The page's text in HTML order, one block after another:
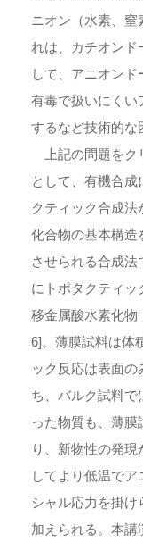
ニオン（水素、窒
れは、カチオン
して、アニオンド
有毒で扱いにくい
するなど技術的な
上記の問題をク
として、有機合成
クティック合成法
化合物の基本構造
させられる合成
にトポタクティッ
移金属酸水素化物
6]。薄膜試料は体
ック反応は表面
ち、バルク試料
った物質も、薄
り、新物性の発
してより低温で
シャル応力を掛け
加えられる。本講